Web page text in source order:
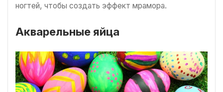
ногтей, чтобы создать эффект мрамора.
Акварельные яйца